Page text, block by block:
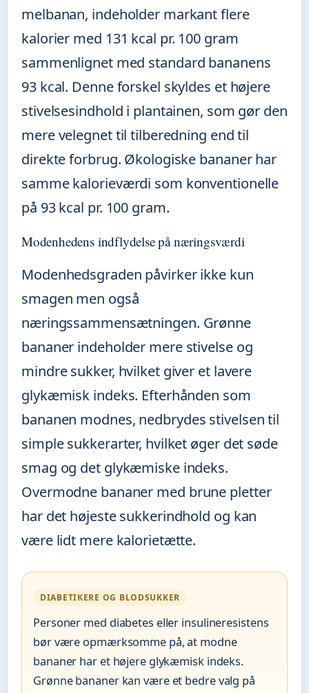
melbanan, indeholder markant flere
kalorier med 131 kcal pr. 100 gram
sammenlignet med standard bananens
93 kcal. Denne forskel skyldes et højere
stivelsesindhold i plantainen, som gør den
mere velegnet til tilberedning end til
direkte forbrug. Økologiske bananer har
samme kalorieværdi som konventionelle
på 93 kcal pr. 100 gram.
Modenhedens indflydelse på næringsværdi
Modenhedsgraden påvirker ikke kun
smagen men også
næringssammensætningen. Grønne
bananer indeholder mere stivelse og
mindre sukker, hvilket giver et lavere
glykæmisk indeks. Efterhånden som
bananen modnes, nedbrydes stivelsen til
simple sukkerarter, hvilket øger det søde
smag og det glykæmiske indeks.
Overmodne bananer med brune pletter
har det højeste sukkerindhold og kan
være lidt mere kalorietætte.
DIABETIKERE OG BLODSUKKER
Personer med diabetes eller insulineresistens
bør være opmærksomme på, at modne
bananer har et højere glykæmisk indeks.
Grønne bananer kan være et bedre valg på